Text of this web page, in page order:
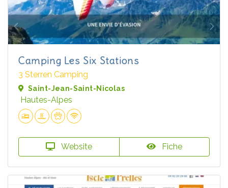
Camping Les Six Stations
3 Sterren Camping
Saint-Jean-Saint-Nicolas
Hautes-Alpes
Website Fiche